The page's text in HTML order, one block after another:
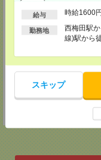
給与 時給1600
勤務地
西梅田駅
線)駅から
スキップ
和歌山サテライトオフィ
〒640-8154 和歌山県和歌
TEL：073-436-9765
神戸介護オフィス・神戸
兵庫県神戸市中央区小野
TEL：078-222-8435